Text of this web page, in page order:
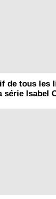
de tous les
série Isabel